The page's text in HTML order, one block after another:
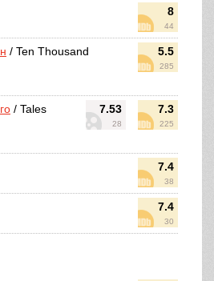
8
44
5.5
285
/ Ten Thousand
7.53
28
7.3
225
/ Tales
7.4
38
7.4
30